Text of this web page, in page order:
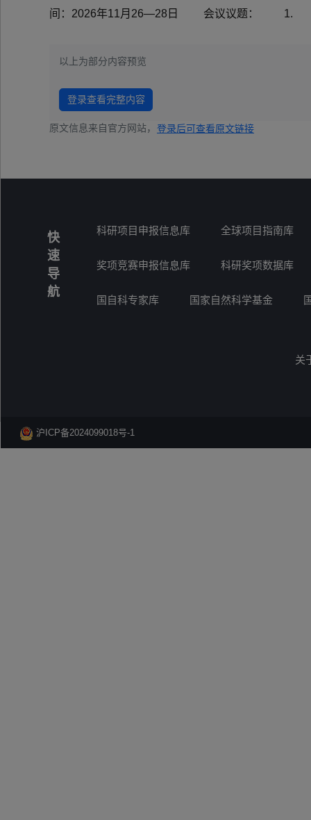
间：2026年11月26—28日 会议议题： 1.
以上为部分内容预览
登录查看完整内容
原文信息来自官方网站， 登录后可查看原文链接
快
速
导
航
科研项目申报信息库 全球项目指南库
奖项竞赛申报信息库 科研奖项数据库
国自科专家库 国家自然科学基金
关
沪ICP备2024099018号-1